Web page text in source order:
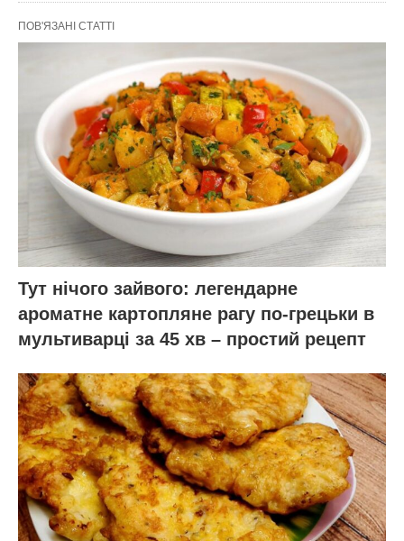
ПОВ'ЯЗАНІ СТАТТІ
Тут нічого зайвого: легендарне
ароматне картопляне рагу по-грецьки в
мультиварці за 45 хв – простий рецепт